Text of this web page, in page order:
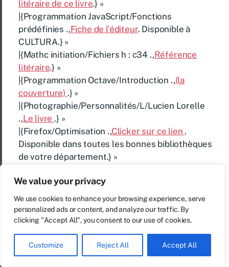
We value your privacy
We use cookies to enhance your browsing experience, serve
personalized ads or content, and analyze our traffic. By
clicking "Accept All", you consent to our use of cookies.
Customize Reject All Accept All
litéraire de ce livre.} »
|{Programmation JavaScript/Fonctions
prédéfinies .,Fiche de l’éditeur. Disponible à
CULTURA.} »
|{Mathc initiation/Fichiers h : c34 .,Référence
litéraire.} »
|{Programmation Octave/Introduction .,(la
couverture) .} »
|{Photographie/Personnalités/L/Lucien Lorelle
.,Le livre .} »
|{Firefox/Optimisation .,Clicker sur ce lien .
Disponible dans toutes les bonnes bibliothèques
de votre département.} »
|{Mesures physiques et
Informatique/numération .,L’ouvrage.} »
|{À la découverte d’Unicode/Glossaire .,Suivre ce
lien.} »
|{Mathc initiation/Fichiers h : c19 .,Cliquez sur ce
lien.} »
|{Préparation au certificat d’opérateur du service